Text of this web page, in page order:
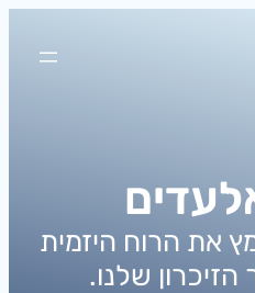
את הרוח היזמית
שלנו.